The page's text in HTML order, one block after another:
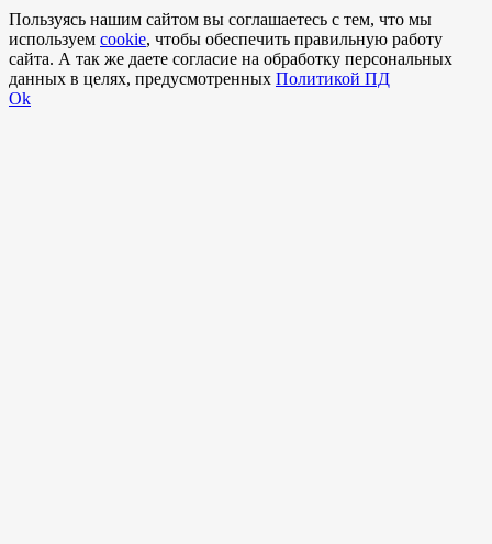
Пользуясь нашим сайтом вы соглашаетесь с тем, что мы
используем cookie, чтобы обеспечить правильную работу
сайта. А так же даете согласие на обработку персональных
данных в целях, предусмотренных Политикой ПД
Ok